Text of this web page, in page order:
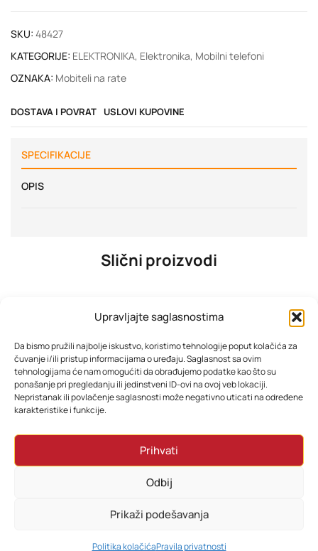
Upravljajte saglasnostima
Da bismo pružili najbolje iskustvo, koristimo tehnologije poput kolačića za
čuvanje i/ili pristup informacijama o uređaju. Saglasnost sa ovim
tehnologijama će nam omogućiti da obrađujemo podatke kao što su
ponašanje pri pregledanju ili jedinstveni ID-ovi na ovoj veb lokaciji.
Nepristanak ili povlačenje saglasnosti može negativno uticati na određene
karakteristike i funkcije.
Prihvati
Odbij
Prikaži podešavanja
Politika kolačićaPravila privatnosti
SKU: 48427
KATEGORIJE: ELEKTRONIKA, Elektronika, Mobilni telefoni
OZNAKA: Mobiteli na rate
DOSTAVA I POVRAT USLOVI KUPOVINE
SPECIFIKACIJE
OPIS
Slični proizvodi
TESLA TV 40E325BF FHD HDMIX3